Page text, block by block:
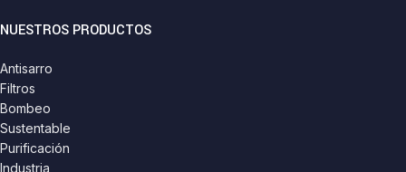
NUESTROS PRODUCTOS
Antisarro
Filtros
Bombeo
Sustentable
Purificación
Industria